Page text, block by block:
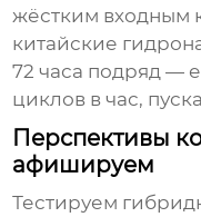
жёстким входным
китайские
72 часа подряд —
циклов в час,
Перспективы
афишируем
Тестируем